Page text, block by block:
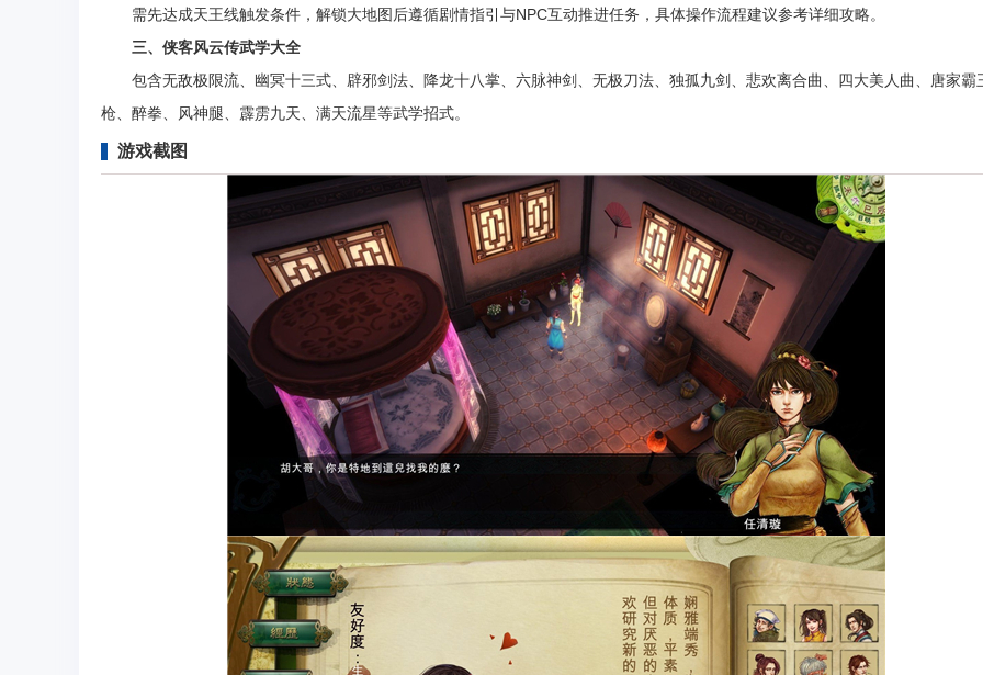
需先达成天王线触发条件，解锁大地图后遵循剧情指引与NPC互动推进任务，具体操作流程建议参考详细攻略。
三、侠客风云传武学大全
包含无敌极限流、幽冥十三式、辟邪剑法、降龙十八掌、六脉神剑、无极刀法、独孤九剑、悲欢离合曲、四大美人曲、唐家霸
枪、醉拳、风神腿、霹雳九天、满天流星等武学招式。
游戏截图